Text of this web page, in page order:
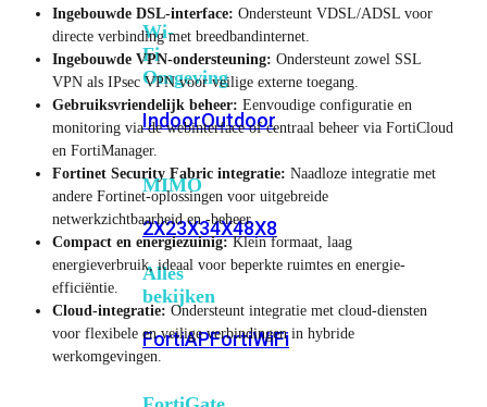
Wi-
Fi
Omgeving
IndoorOutdoor
MIMO
2X23X34X48X8
Alles
bekijken
FortiAPFortiWiFi
Ingebouwde DSL-interface: Ondersteunt VDSL/ADSL voor
directe verbinding met breedbandinternet.
Ingebouwde VPN-ondersteuning: Ondersteunt zowel SSL
VPN als IPsec VPN voor veilige externe toegang.
Gebruiksvriendelijk beheer: Eenvoudige configuratie en
monitoring via de webinterface of centraal beheer via FortiCloud
en FortiManager.
Fortinet Security Fabric integratie: Naadloze integratie met
andere Fortinet-oplossingen voor uitgebreide
netwerkzichtbaarheid en -beheer.
Compact en energiezuinig:Klein formaat, laag
energieverbruik, ideaal voor beperkte ruimtes en energie-
efficiëntie.
Cloud-integratie: Ondersteunt integratie met cloud-diensten
voor flexibele en veilige verbindingen in hybride
werkomgevingen.